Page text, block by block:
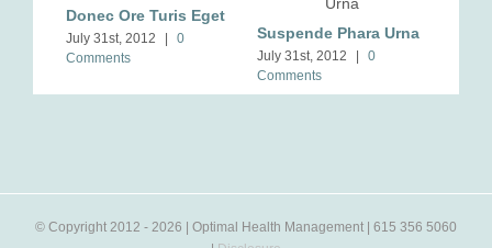
Donec Ore Turis Eget
July 31st, 2012
0
Comments
Suspende Phara Urna
July 31st, 2012
0
Comments
© Copyright 2012 - 2026 | Optimal Health Management | 615 356 5060